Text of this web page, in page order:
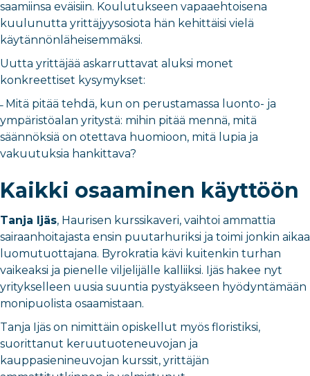
saamiinsa eväisiin. Koulutukseen vapaaehtoisena
kuulunutta yrittäjyysosiota hän kehittäisi vielä
käytännönläheisemmäksi.
Uutta yrittäjää askarruttavat aluksi monet
konkreettiset kysymykset:
̶ Mitä pitää tehdä, kun on perustamassa luonto- ja
ympäristöalan yritystä: mihin pitää mennä, mitä
säännöksiä on otettava huomioon, mitä lupia ja
vakuutuksia hankittava?
Kaikki osaaminen käyttöön
Tanja Ijäs, Haurisen kurssikaveri, vaihtoi ammattia
sairaanhoitajasta ensin puutarhuriksi ja toimi jonkin aikaa
luomutuottajana. Byrokratia kävi kuitenkin turhan
vaikeaksi ja pienelle viljelijälle kalliiksi. Ijäs hakee nyt
yritykselleen uusia suuntia pystyäkseen hyödyntämään
monipuolista osaamistaan.
Tanja Ijäs on nimittäin opiskellut myös floristiksi,
suorittanut keruutuoteneuvojan ja
kauppasienineuvojan kurssit, yrittäjän